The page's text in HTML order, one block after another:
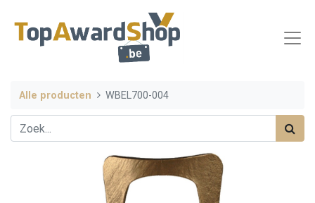
Alle producten WBEL700-004